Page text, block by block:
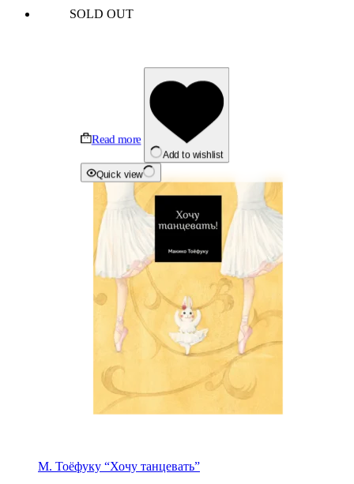
SOLD OUT
Read more
Add to wishlist
Quick view
М. Тоёфуку “Хочу танцевать”